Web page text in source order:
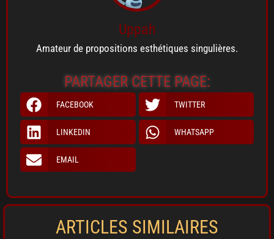
Uppah
Amateur de propositions esthétiques singulières.
PARTAGER CETTE PAGE:
FACEBOOK TWITTER
LINKEDIN WHATSAPP
EMAIL
ARTICLES SIMILAIRES